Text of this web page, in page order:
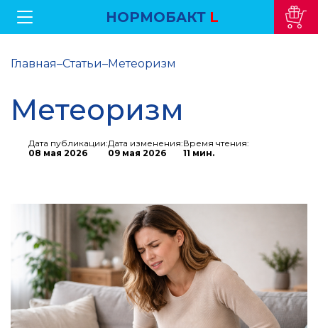
НОРМОБАКТ L
Главная–Статьи–Метеоризм
Метеоризм
Дата публикации:
08 мая 2026
Дата изменения:
09 мая 2026
Время чтения:
11 мин.